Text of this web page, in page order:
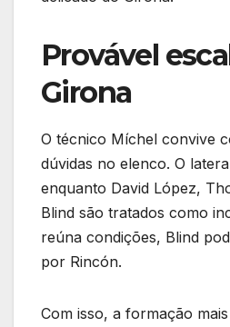
Provável
Girona
O técnico Míchel convive
dúvidas no elenco. O
enquanto David López,
Blind são tratados como
reúna condições, Blind
por Rincón.
Com isso, a formação